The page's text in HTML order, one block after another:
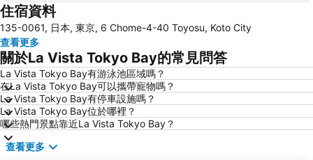
品川站
錦系釘站
橫濱車站
東京迪士尼
新橋站
日本橋站
Shibuya
Haneda Airport International Terminal Station
淺草寺
赤坂站
六本木車站
原宿站
羽田機場 東京國際機場
住宿資料
135-0061, 日本, 東京, 6 Chome-4-40 Toyosu, Koto City
查看更多
關於La Vista Tokyo Bay的常見問答
La Vista Tokyo Bay有游泳池區域嗎？
在La Vista Tokyo Bay可以攜帶寵物嗎？
La Vista Tokyo Bay有停車設施嗎？
La Vista Tokyo Bay位於哪裡？
哪些熱門景點靠近La Vista Tokyo Bay？
查看更多